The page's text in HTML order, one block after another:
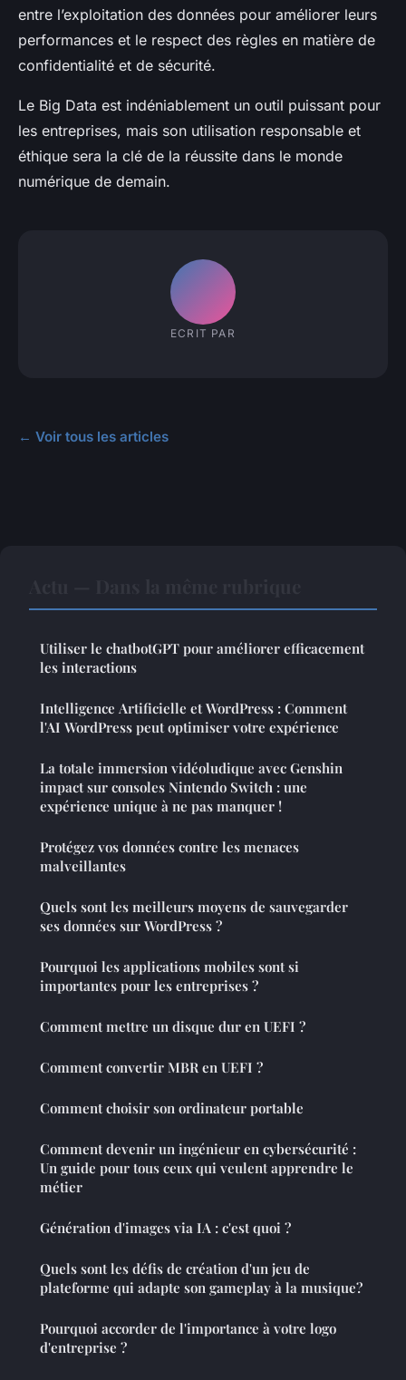
entre l’exploitation des données pour améliorer leurs
performances et le respect des règles en matière de
confidentialité et de sécurité.
Le Big Data est indéniablement un outil puissant pour
les entreprises, mais son utilisation responsable et
éthique sera la clé de la réussite dans le monde
numérique de demain.
ECRIT PAR
← Voir tous les articles
Utiliser le chatbotGPT pour améliorer efficacement
les interactions
Intelligence Artificielle et WordPress : Comment
l'AI WordPress peut optimiser votre expérience
La totale immersion vidéoludique avec Genshin
impact sur consoles Nintendo Switch : une
expérience unique à ne pas manquer !
Protégez vos données contre les menaces
malveillantes
Quels sont les meilleurs moyens de sauvegarder
ses données sur WordPress ?
Pourquoi les applications mobiles sont si
importantes pour les entreprises ?
Comment mettre un disque dur en UEFI ?
Comment convertir MBR en UEFI ?
Comment choisir son ordinateur portable
Comment devenir un ingénieur en cybersécurité :
Un guide pour tous ceux qui veulent apprendre le
métier
Génération d'images via IA : c'est quoi ?
Quels sont les défis de création d'un jeu de
plateforme qui adapte son gameplay à la musique?
Pourquoi accorder de l'importance à votre logo
d'entreprise ?